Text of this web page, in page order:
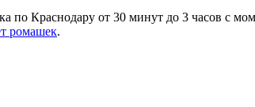
Краснодару от 30 минут до 3 часов с
ромашек.